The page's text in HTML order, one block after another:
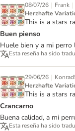
08/07/26 | Frank |
Herzhafte
This is a stars
Buen pienso
Huele bien y a mi perro
Esta reseña ha sido
29/06/26 |
Herzhafte
This is a stars
Crancarno
Buena calidad, a mi
Esta reseña ha sido